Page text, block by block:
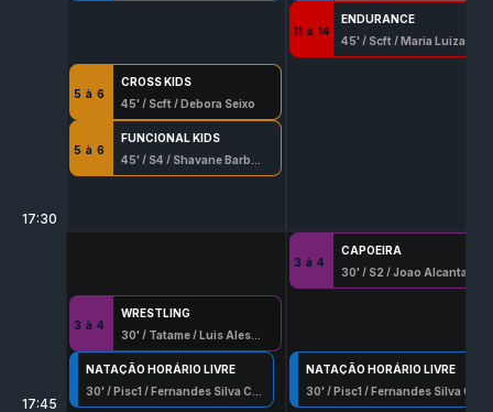
17:30
17:45
CROSS KIDS
5 à 6
45' / Scft/Debora Seixo
FUNCIONAL KIDS
5 à 6
45' / S4 / Shayane Barbosa Souza
WRESTLING
3 à 4
30' / Tatame/Luis Alessandro Hernadez
NATAÇÃO HORÁRIO LIVRE
30' /Pisc1 /Fernandes Silva Cavalcante
ENDURANCE
11 à 14
45' / Scft /Maria Luiza Garcia
CAPOEIRA
3 à 4
30' / S2 /Joao Alcantara Villapouca
NATAÇÃO HORÁRIO LIVRE
30' /Pisc1 /Fernandes Silva Cavalcante